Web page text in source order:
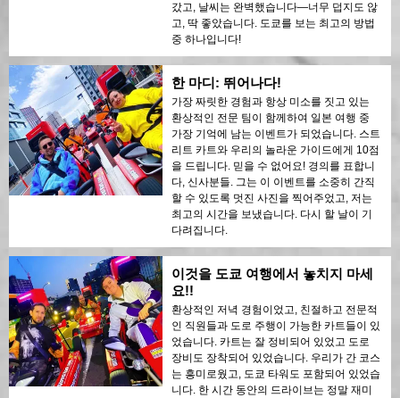
갔고, 날씨는 완벽했습니다—너무 덥지도 않
고, 딱 좋았습니다. 도쿄를 보는 최고의 방법
중 하나입니다!
한 마디: 뛰어나다!
가장 짜릿한 경험과 항상 미소를 짓고 있는
환상적인 전문 팀이 함께하여 일본 여행 중
가장 기억에 남는 이벤트가 되었습니다. 스트
리트 카트와 우리의 놀라운 가이드에게 10점
을 드립니다. 믿을 수 없어요! 경의를 표합니
다, 신사분들. 그는 이 이벤트를 소중히 간직
할 수 있도록 멋진 사진을 찍어주었고, 저는
최고의 시간을 보냈습니다. 다시 할 날이 기
다려집니다.
이것을 도쿄 여행에서 놓치지 마세
요!!
환상적인 저녁 경험이었고, 친절하고 전문적
인 직원들과 도로 주행이 가능한 카트들이 있
었습니다. 카트는 잘 정비되어 있었고 도로
장비도 장착되어 있었습니다. 우리가 간 코스
는 흥미로웠고, 도쿄 타워도 포함되어 있었습
니다. 한 시간 동안의 드라이브는 정말 재미